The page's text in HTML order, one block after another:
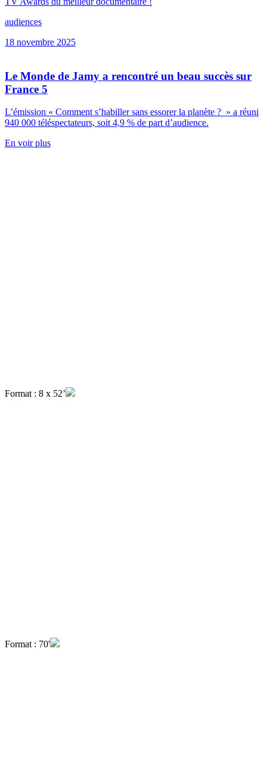
audiences
18 novembre 2025
Le Monde de Jamy a rencontré un beau succès sur
France 5
L’émission « Comment s’habiller sans essorer la planète ? » a réuni
940 000 téléspectateurs, soit 4,9 % de part d’audience.
En voir plus
Format : 8 x 52’
Format : 70'